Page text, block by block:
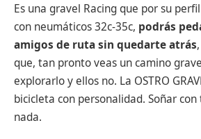
Es una gravel Racing que por su
con neumáticos 32c-35c, podrás
amigos de ruta sin quedarte atrás
que, tan pronto veas un camino
explorarlo y ellos no. La OSTRO
bicicleta con personalidad. Soñar
nada.